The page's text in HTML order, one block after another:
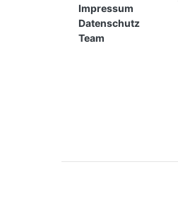
Impressum
Datenschutz
Team